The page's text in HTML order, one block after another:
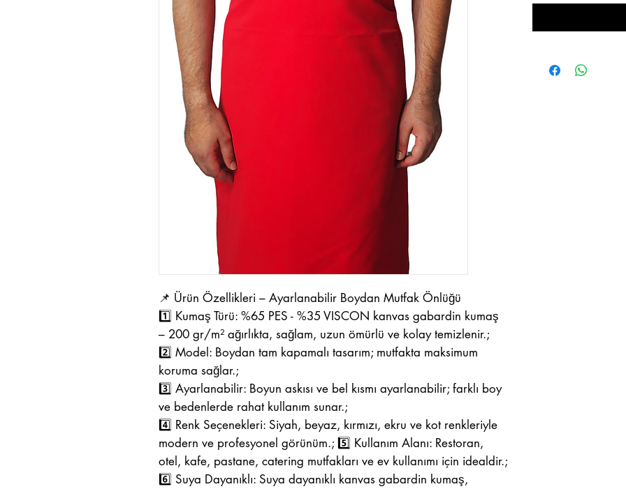
📌 Ürün Özellikleri – Ayarlanabilir Boydan Mutfak Önlüğü
1️⃣ Kumaş Türü: %65 PES - %35 VISCON kanvas gabardin kumaş
– 200 gr/m² ağırlıkta, sağlam, uzun ömürlü ve kolay temizlenir.;
2️⃣ Model: Boydan tam kapamalı tasarım; mutfakta maksimum
koruma sağlar.;
3️⃣ Ayarlanabilir: Boyun askısı ve bel kısmı ayarlanabilir; farklı boy
ve bedenlerde rahat kullanım sunar.;
4️⃣ Renk Seçenekleri: Siyah, beyaz, kırmızı, ekru ve kot renkleriyle
modern ve profesyonel görünüm.; 5️⃣ Kullanım Alanı: Restoran,
otel, kafe, pastane, catering mutfakları ve ev kullanımı için idealdir.;
6️⃣ Suya Dayanıklı: Suya dayanıklı kanvas gabardin kumaş,